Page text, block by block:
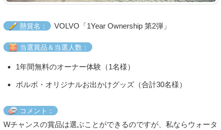
懸賞名： VOLVO「1Year Ownership 第2弾」
当選賞品＆当選人数：
1年間無料のオーナー体験（1名様）
ボルボ・オリジナルお出かけグッズ（合計30名様）
コメント：
Wチャンスの賞品は選ぶことができるのですが、私ならウォータ